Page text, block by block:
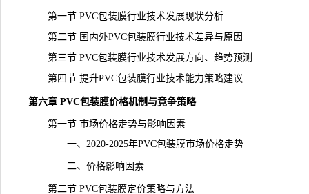
第一节 PVC包装膜行业技术发展现状分析
第二节 国内外PVC包装膜行业技术差异与原因
第三节 PVC包装膜行业技术发展方向、趋势预测
第四节 提升PVC包装膜行业技术能力策略建议
第六章 PVC包装膜价格机制与竞争策略
第一节 市场价格走势与影响因素
一、2020-2025年PVC包装膜市场价格走势
二、价格影响因素
第二节 PVC包装膜定价策略与方法